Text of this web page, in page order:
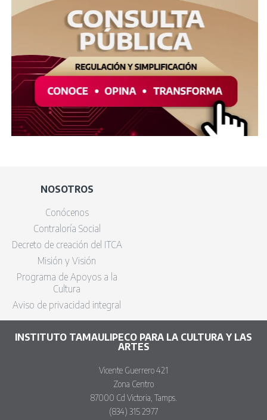
NOSOTROS
Conócenos
Contraloría Social
Decreto de creación del ITCA
Misión y Visión
Programa de Apoyos a la
Cultura
Aviso de privacidad integral
INSTITUTO TAMAULIPECO PARA LA CULTURA Y LAS
ARTES
Vicente Guerrero 421
Zona Centro
87000 Cd Victoria, Tamps.
(834) 315 2977